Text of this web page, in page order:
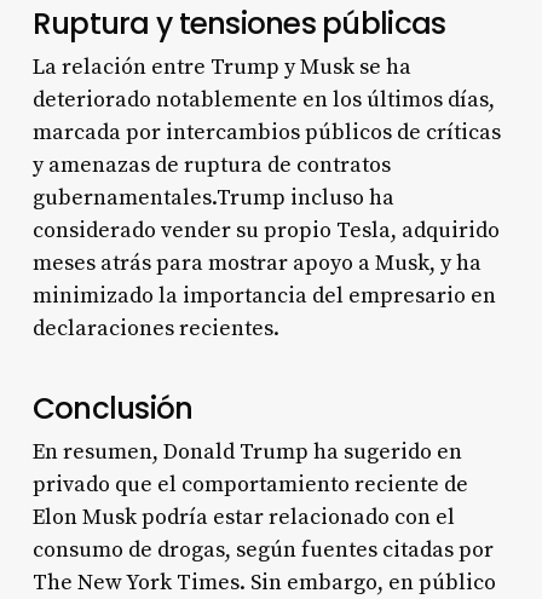
Ruptura y tensiones públicas
La relación entre Trump y Musk se ha
deteriorado notablemente en los últimos días,
marcada por intercambios públicos de críticas
y amenazas de ruptura de contratos
gubernamentales.Trump incluso ha
considerado vender su propio Tesla, adquirido
meses atrás para mostrar apoyo a Musk, y ha
minimizado la importancia del empresario en
declaraciones recientes.
Conclusión
En resumen, Donald Trump ha sugerido en
privado que el comportamiento reciente de
Elon Musk podría estar relacionado con el
consumo de drogas, según fuentes citadas por
The New York Times. Sin embargo, en público